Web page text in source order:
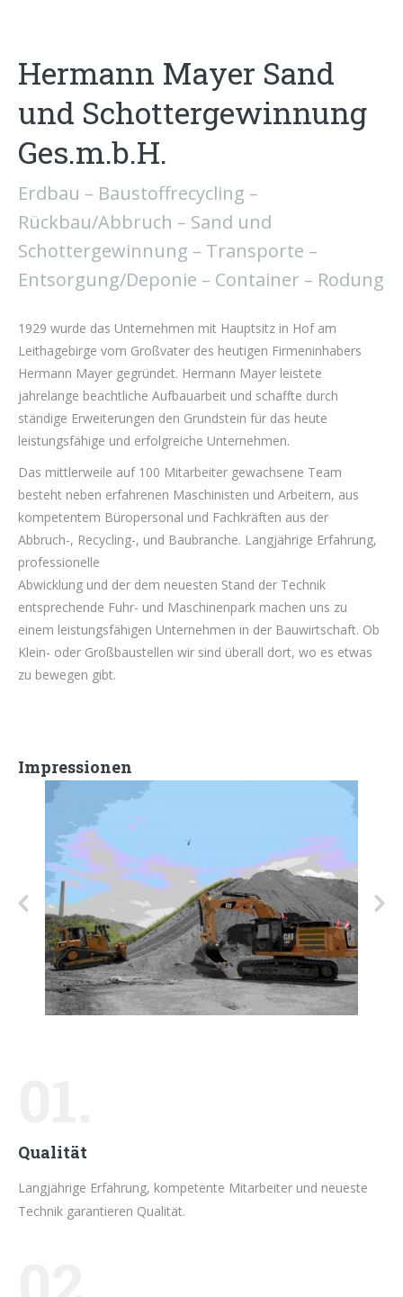
Hermann Mayer Sand
und Schottergewinnung
Ges.m.b.H.
Erdbau – Baustoffrecycling –
Rückbau/Abbruch – Sand und
Schottergewinnung – Transporte –
Entsorgung/Deponie – Container – Rodung
1929 wurde das Unternehmen mit Hauptsitz in Hof am
Leithagebirge vom Großvater des heutigen Firmeninhabers
Hermann Mayer gegründet. Hermann Mayer leistete
jahrelange beachtliche Aufbauarbeit und schaffte durch
ständige Erweiterungen den Grundstein für das heute
leistungsfähige und erfolgreiche Unternehmen.
Das mittlerweile auf 100 Mitarbeiter gewachsene Team
besteht neben erfahrenen Maschinisten und Arbeitern, aus
kompetentem Büropersonal und Fachkräften aus der
Abbruch-, Recycling-, und Baubranche. Langjährige Erfahrung,
professionelle
Abwicklung und der dem neuesten Stand der Technik
entsprechende Fuhr- und Maschinenpark machen uns zu
einem leistungsfähigen Unternehmen in der Bauwirtschaft. Ob
Klein- oder Großbaustellen wir sind überall dort, wo es etwas
zu bewegen gibt.
Impressionen
Qualität
Langjährige Erfahrung, kompetente Mitarbeiter und neueste
Technik garantieren Qualität.